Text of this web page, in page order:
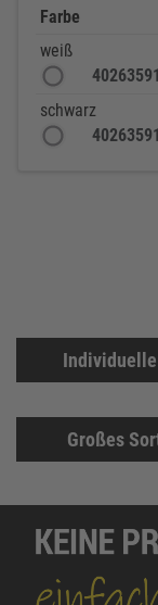
Farbe
weiß
schwarz
Großes